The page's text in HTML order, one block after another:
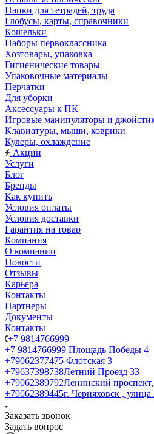
Папки для тетрадей, труда
Глобусы, карты, справочники
Кошельки
Наборы первоклассника
Хозтовары, упаковка
Гигиенические товары
Упаковочные материалы
Перчатки
Для уборки
Аксессуары к ПК
Игровые манипуляторы и
Клавиатуры, мыши, коврики
Кулеры, охлаждение
Акции
Услуги
Блог
Бренды
Как купить
Условия оплаты
Условия доставки
Гарантия на товар
Компания
О компании
Новости
Отзывы
Карьера
Контакты
Партнеры
Документы
Контакты
+7 9814766999
+7 9814766999 Площадь Победы 4
+79062377475 Флотская 3
+79637398738Летний Проезд 33
+79062389792Ленинский
+79062389445г. Черняховск ,
Заказать звонок
Задать вопрос